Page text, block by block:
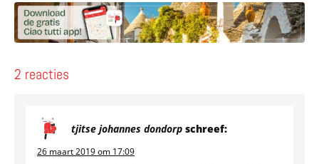
2 reacties
tjitse johannes dondorp schreef:
26 maart 2019 om 17:09